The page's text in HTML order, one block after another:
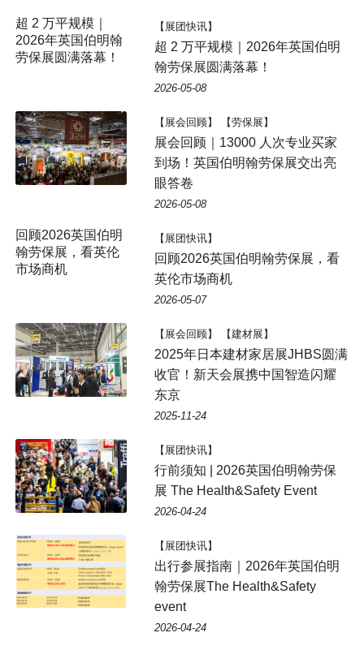
超 2 万平规模｜
2026年英国伯明翰
劳保展圆满落幕！
【展团快讯】
超 2 万平规模｜2026年英国伯明
翰劳保展圆满落幕！
2026-05-08
【展会回顾】 【劳保展】
展会回顾｜13000 人次专业买家
到场！英国伯明翰劳保展交出亮
眼答卷
2026-05-08
回顾2026英国伯明
翰劳保展，看英伦
市场商机
【展团快讯】
回顾2026英国伯明翰劳保展，看
英伦市场商机
2026-05-07
【展会回顾】 【建材展】
2025年日本建材家居展JHBS圆满
收官！新天会展携中国智造闪耀
东京
2025-11-24
【展团快讯】
行前须知 | 2026英国伯明翰劳保
展 The Health&Safety Event
2026-04-24
【展团快讯】
出行参展指南｜2026年英国伯明
翰劳保展The Health&Safety
event
2026-04-24